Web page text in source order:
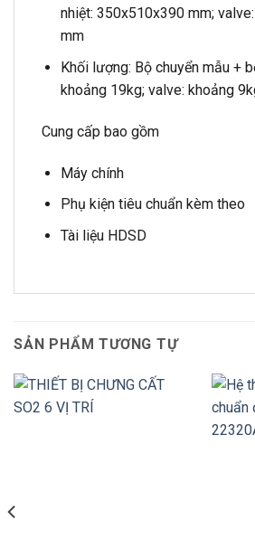
nhiệt: 350x510x390 mm;
mm
Khối lượng: Bộ chuyển mẫu +
khoảng 19kg; valve: khoảng
Cung cấp bao gồm
Máy chính
Phụ kiện tiêu chuẩn kèm theo
Tài liệu HDSD
SẢN PHẨM TƯƠNG TỰ